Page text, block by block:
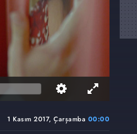
1 Kasım 2017, Çarşamba 00:00